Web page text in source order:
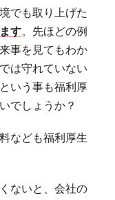
でも取り上げた
す。先ほどの例
事を見てもわか
は守れていない
いう事も福利厚
でしょうか？
なども福利厚生
ないと、会社の